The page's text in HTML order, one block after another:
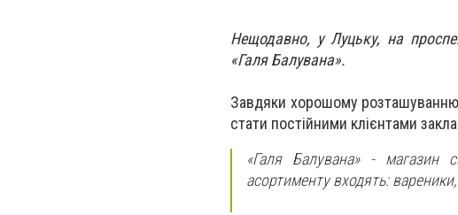
Нещодавно, у Луцьку, на
«Галя Балувана».
Завдяки хорошому розташуванню,
стати постійними клієнтами
«Галя Балувана» - магазин
асортименту входять: